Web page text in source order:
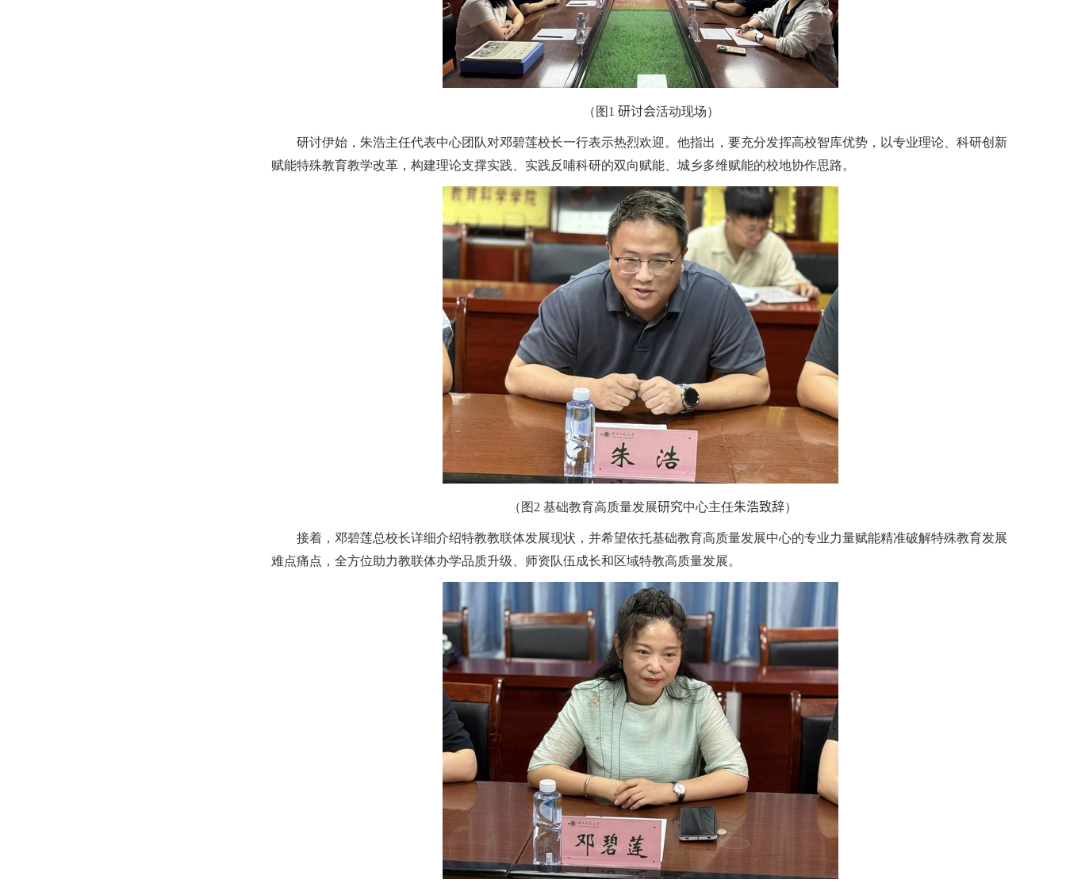
（图 1 研讨会活动现场）
研讨伊始，朱浩主任代表中心团队对邓碧莲校长一行表示热烈欢迎。他指出，要充分发挥高校智库优势，以专业理论、科研创新
赋能特殊教育教学改革，构建理论支撑实践、实践反哺科研的双向赋能、城乡多维赋能的校地协作思路。
（图 2 基础教育高质量发展研究中心主任朱浩致辞）
接着，邓碧莲总校长详细介绍特教教联体发展现状，并希望依托基础教育高质量发展中心的专业力量赋能精准破解特殊教育发展
难点痛点，全方位助力教联体办学品质升级、师资队伍成长和区域特教高质量发展。